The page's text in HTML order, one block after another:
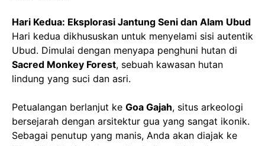
Hari Kedua: Eksplorasi Jantung Seni dan Alam Ubud
Hari kedua dikhususkan untuk menyelami sisi autentik
Ubud. Dimulai dengan menyapa penghuni hutan di
Sacred Monkey Forest, sebuah kawasan hutan
lindung yang suci dan asri.
Petualangan berlanjut ke Goa Gajah, situs arkeologi
bersejarah dengan arsitektur gua yang sangat ikonik.
Sebagai penutup yang manis, Anda akan diajak ke